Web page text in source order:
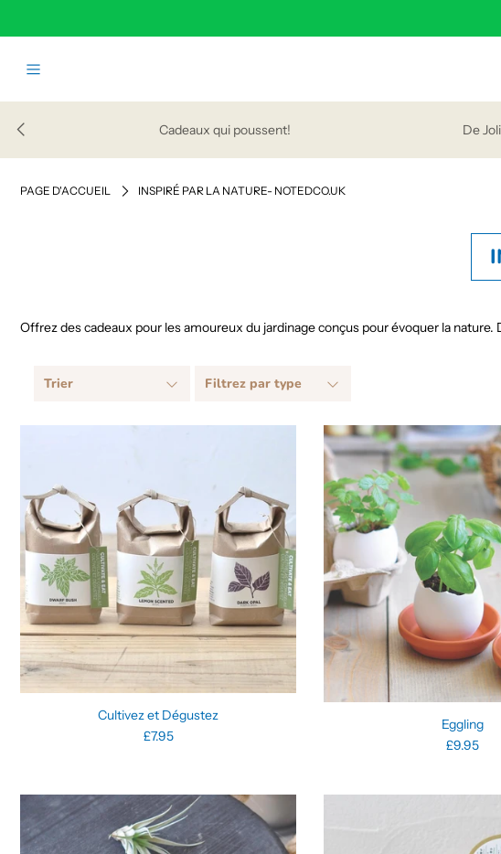
Cadeaux qui poussent! De
PAGE D'ACCUEIL INSPIRÉ PAR LA NATURE- NOTEDCO.UK
Offrez des cadeaux pour les amoureux du jardinage conçus pour évoquer la
Trier Filtrez par type
Cultivez et Dégustez
£7.95
Eggling
£9.95
Accueil
à propos